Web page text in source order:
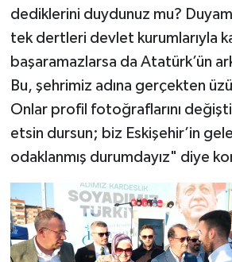
dediklerini duydunuz mu?
tek dertleri devlet kurumlarıyla
başaramazlarsa da Atatürk’ün
Bu, şehrimiz adına gerçekten
Onlar profil fotoğraflarını
etsin dursun; biz Eskişehir’in
odaklanmış durumdayız" diye